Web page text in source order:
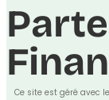
Ce site est géré avec